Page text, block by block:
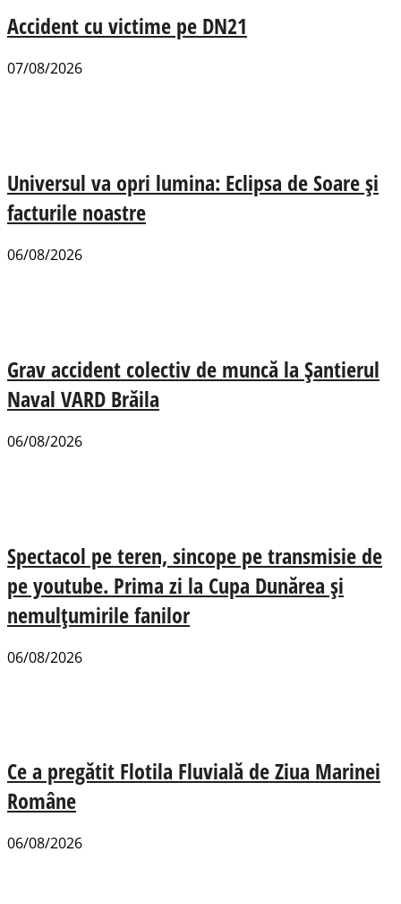
Accident cu victime pe DN21
07/08/2026
Universul va opri lumina: Eclipsa de Soare și
facturile noastre
06/08/2026
Grav accident colectiv de muncă la Șantierul
Naval VARD Brăila
06/08/2026
Spectacol pe teren, sincope pe transmisie de
pe youtube. Prima zi la Cupa Dunărea și
nemulțumirile fanilor
06/08/2026
Ce a pregătit Flotila Fluvială de Ziua Marinei
Române
06/08/2026